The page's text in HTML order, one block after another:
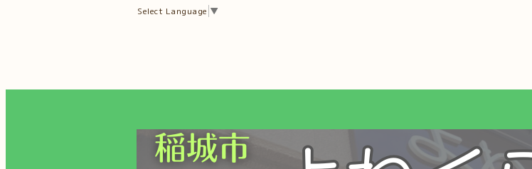
Select Language ▼